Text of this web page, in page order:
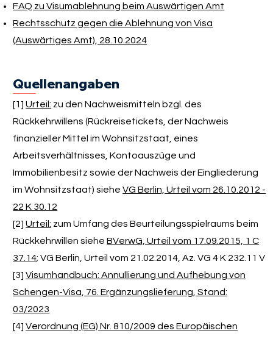
FAQ zu Visumablehnung beim Auswärtigen Amt
Rechtsschutz gegen die Ablehnung von Visa
(Auswärtiges Amt), 28.10.2024
Quellenangaben
[1]Urteil: zu den Nachweismitteln bzgl. des
Rückkehrwillens (Rückreisetickets, der Nachweis
finanzieller Mittel im Wohnsitzstaat, eines
Arbeitsverhältnisses, Kontoauszüge und
Immobilienbesitz sowie der Nachweis der Eingliederung
im Wohnsitzstaat) sieheVG Berlin, Urteil vom 26.10.2012 -
22 K 30.12
[2]Urteil: zum Umfang des Beurteilungsspielraums beim
Rückkehrwillen sieheBVerwG, Urteil vom 17.09.2015, 1 C
37.14; VG Berlin, Urteil vom 21.02.2014, Az. VG 4 K 232.11 V
[3]Visumhandbuch: Annullierung und Aufhebung von
Schengen-Visa, 76. Ergänzungslieferung, Stand:
03/2023
[4]Verordnung (EG) Nr. 810/2009 des Europäischen